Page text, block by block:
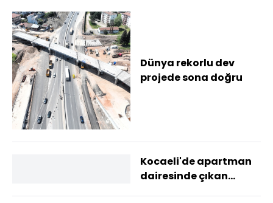
Dünya rekorlu dev
projede sona doğru
Kocaeli'de apartman
dairesinde çıkan